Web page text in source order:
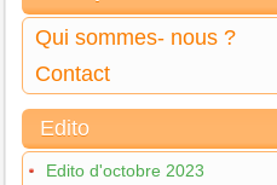
Qui sommes- nous ?
Contact
Edito
Edito d'octobre 2023